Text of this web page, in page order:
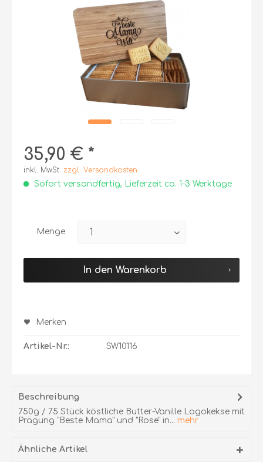
35,90 € *
inkl. MwSt. zzgl. Versandkosten
Sofort versandfertig, Lieferzeit ca. 1-3 Werktage
Menge
In den Warenkorb
Merken
Artikel-Nr.: SW10116
Beschreibung
750g / 75 Stück köstliche Butter-Vanille Logokekse mit
Prägung "Beste Mama" und "Rose" in... mehr
Ähnliche Artikel